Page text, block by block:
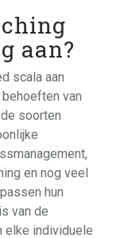
aan?
scala aan
van
soorten
en nog veel
hun
van de
elke individuele